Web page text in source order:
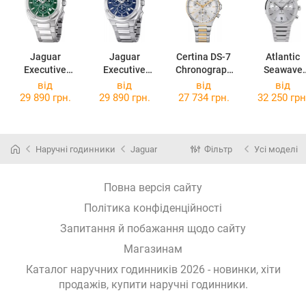
Jaguar
Executive
J805/C
Jaguar
Executive
J805/B
Certina DS-7
Chronograph
C043.417.22.0
31.00
Atlantic
Seawave
від
29 890 грн.
від
29 890 грн.
від
27 734 грн.
від
32 250
Наручні годинники Jaguar Фільтр Усі моделі
Повна версія сайту
Політика конфіденційності
Запитання й побажання щодо сайту
Магазинам
Каталог наручних годинників 2026 - новинки, хіти
продажів, купити наручні годинники.